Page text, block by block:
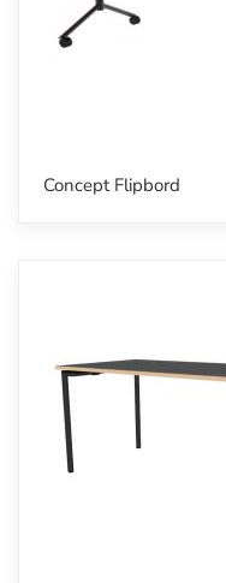
Concept Flipbord